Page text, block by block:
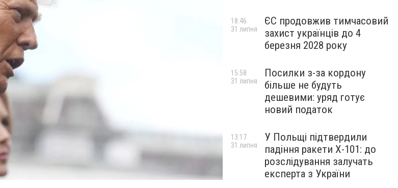
ЄС продовжив тимчасовий
захист українців до 4
березня 2028 року
18:46
31 липня
Посилки з-за кордону
більше не будуть
дешевими: уряд готує
новий податок
15:58
31 липня
У Польщі підтвердили
падіння ракети Х-101: до
розслідування залучать
експерта з України
13:17
31 липня